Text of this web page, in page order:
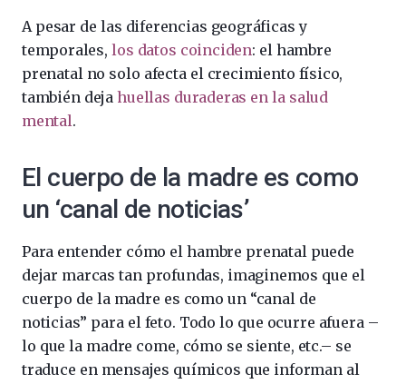
A pesar de las diferencias geográficas y
temporales,los datos coinciden: el hambre
prenatal no solo afecta el crecimiento físico,
también dejahuellas duraderas en la salud
mental.
El cuerpo de la madre es como
un ‘canal de noticias’
Para entender cómo el hambre prenatal puede
dejar marcas tan profundas, imaginemos que el
cuerpo de la madre es como un “canal de
noticias” para el feto. Todo lo que ocurre afuera –
lo que la madre come, cómo se siente, etc.– se
traduce en mensajes químicos que informan al